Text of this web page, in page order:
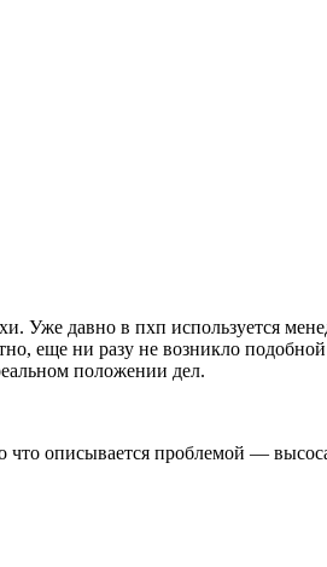
Уже давно в пхп используется
еще ни разу не возникло
положении дел.
описывается проблемой —